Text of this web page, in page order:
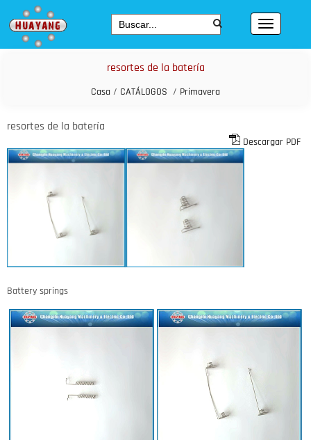
resortes de la batería
Casa / CATÁLOGOS / Primavera
resortes de la batería
Descargar PDF
Battery springs